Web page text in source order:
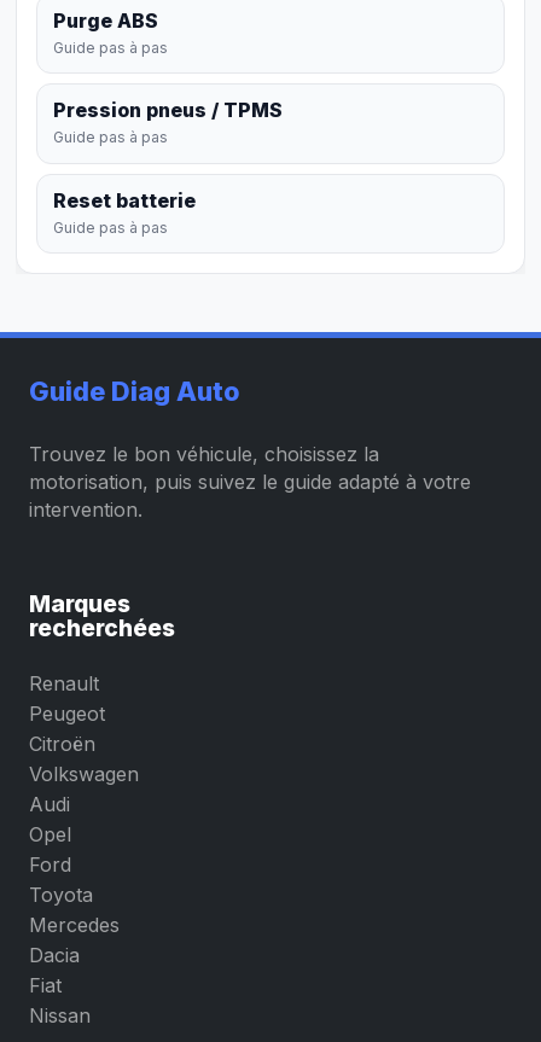
Purge ABS
Guide pas à pas
Pression pneus / TPMS
Guide pas à pas
Reset batterie
Guide pas à pas
Guide Diag Auto
Trouvez le bon véhicule, choisissez la
motorisation, puis suivez le guide adapté à votre
intervention.
Marques
recherchées
Renault
Peugeot
Citroën
Volkswagen
Audi
Opel
Ford
Toyota
Mercedes
Dacia
Fiat
Nissan